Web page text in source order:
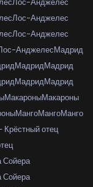
Лос-Анджелес
Лос-Анджелес
Лос-Анджелес
АнджелесМадрид
МадридМадрид
МадридМадрид
МакароныМакароны
МангоМангоМанго
отец
Сойера
Сойера